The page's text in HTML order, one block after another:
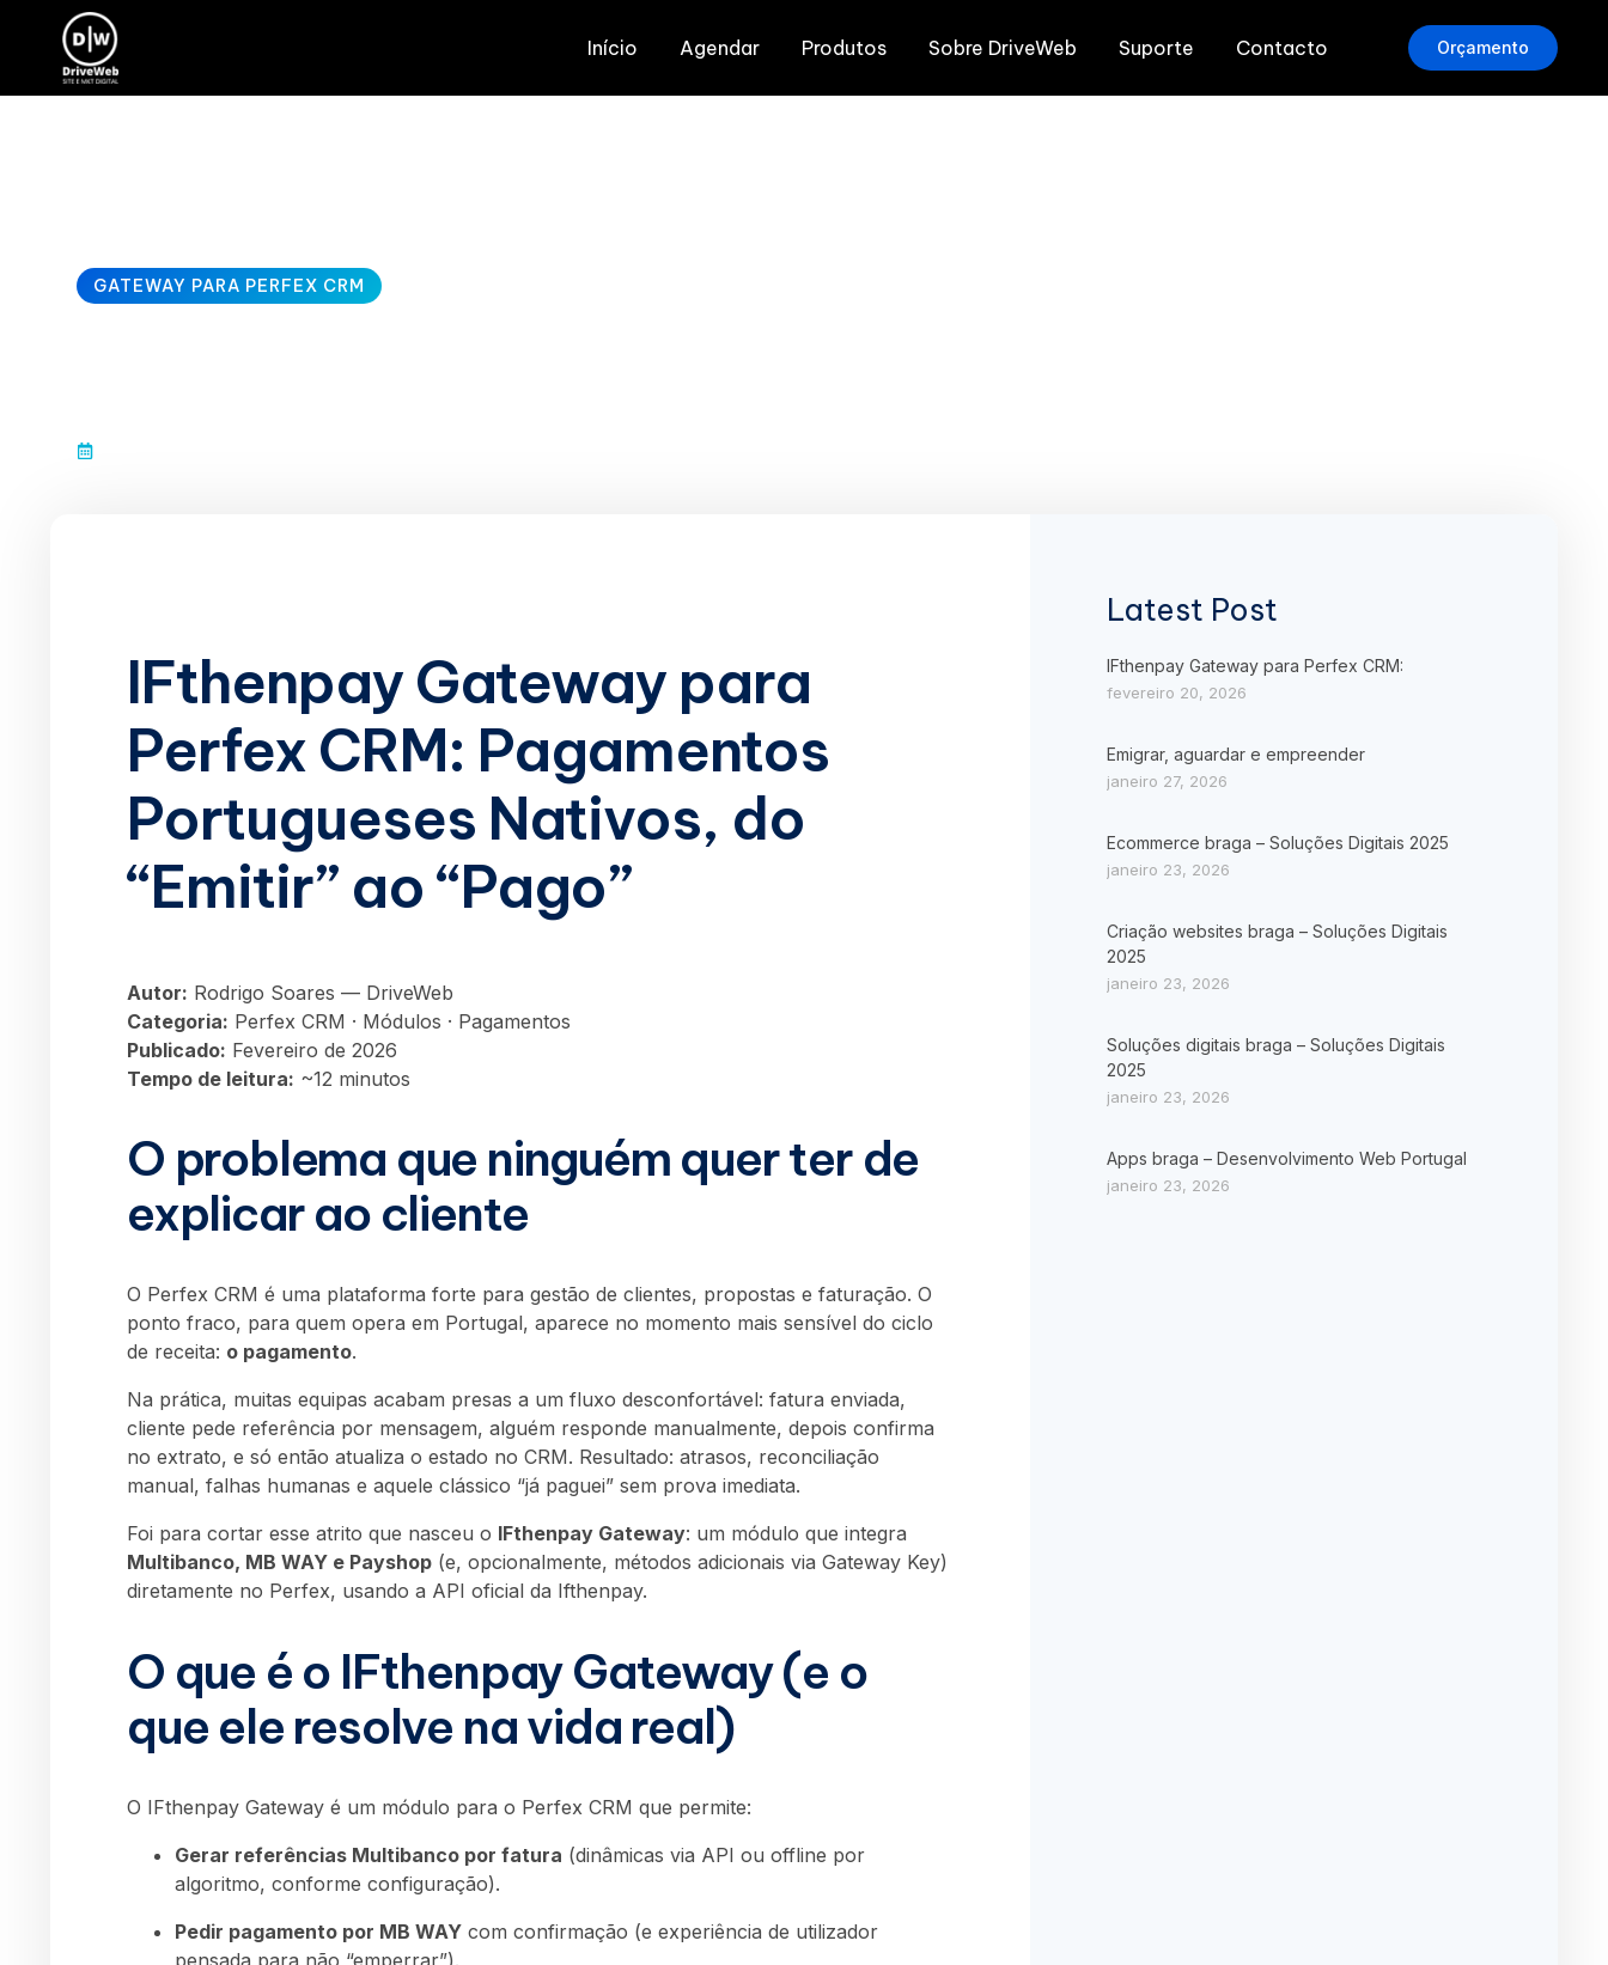
Início Agendar Produtos Sobre DriveWeb Suporte Contacto Orçamento
GATEWAY PARA PERFEX CRM
IFthenpay Gateway para
Perfex CRM: Pagamentos
Portugueses Nativos, do
“Emitir” ao “Pago”
Autor: Rodrigo Soares — DriveWeb
Categoria: Perfex CRM · Módulos · Pagamentos
Publicado: Fevereiro de 2026
Tempo de leitura: ~12 minutos
O problema que ninguém quer ter de
explicar ao cliente
O Perfex CRM é uma plataforma forte para gestão de clientes, propostas e faturação. O
ponto fraco, para quem opera em Portugal, aparece no momento mais sensível do ciclo
de receita: o pagamento.
Na prática, muitas equipas acabam presas a um fluxo desconfortável: fatura enviada,
cliente pede referência por mensagem, alguém responde manualmente, depois confirma
no extrato, e só então atualiza o estado no CRM. Resultado: atrasos, reconciliação
manual, falhas humanas e aquele clássico “já paguei” sem prova imediata.
Foi para cortar esse atrito que nasceu o IFthenpay Gateway: um módulo que integra
Multibanco, MB WAY e Payshop (e, opcionalmente, métodos adicionais via Gateway Key)
diretamente no Perfex, usando a API oficial da Ifthenpay.
O que é o IFthenpay Gateway (e o
que ele resolve na vida real)
O IFthenpay Gateway é um módulo para o Perfex CRM que permite:
Gerar referências Multibanco por fatura (dinâmicas via API ou offline por
algoritmo, conforme configuração).
Pedir pagamento por MB WAY com confirmação (e experiência de utilizador
pensada para não “emperrar”).
Latest Post
IFthenpay Gateway para Perfex CRM:
fevereiro 20, 2026
Emigrar, aguardar e empreender
janeiro 27, 2026
Ecommerce braga – Soluções Digitais 2025
janeiro 23, 2026
Criação websites braga – Soluções Digitais
2025
janeiro 23, 2026
Soluções digitais braga – Soluções Digitais
2025
janeiro 23, 2026
Apps braga – Desenvolvimento Web Portugal
janeiro 23, 2026